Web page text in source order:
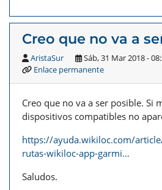
Creo que no va a
AristaSur
Sáb, 31 Mar 2018 -
Enlace permanente
Creo que no va a ser posible. Si
dispositivos compatibles no
https://ayuda.wikiloc.com/
rutas-wikiloc-app-garmi…
Saludos.